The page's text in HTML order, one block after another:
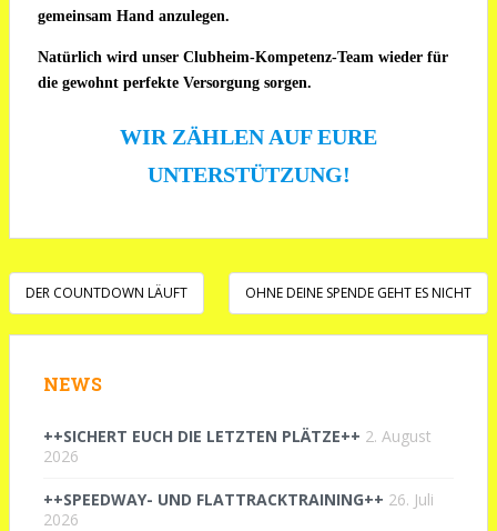
gemeinsam Hand anzulegen.
Natürlich wird unser Clubheim-Kompetenz-Team wieder für
die gewohnt perfekte Versorgung sorgen.
WIR ZÄHLEN AUF EURE
UNTERSTÜTZUNG!
Beitragsnavigation
DER COUNTDOWN LÄUFT OHNE DEINE SPENDE GEHT ES NICHT
NEWS
++SICHERT EUCH DIE LETZTEN PLÄTZE++ 2. August
2026
++SPEEDWAY- UND FLATTRACKTRAINING++ 26. Juli
2026